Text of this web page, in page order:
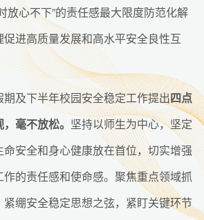
放心不下”的责任感最大限度防范化解
进高质量发展和高水平安全良性互
及下半年校园安全稳定工作提出四点
毫不放松。 坚持以师生为中心，坚定
安全和身心健康放在首位，切实增强
的责任感和使命感。聚焦重点领域抓
绷安全稳定思想之弦，紧盯关键环节